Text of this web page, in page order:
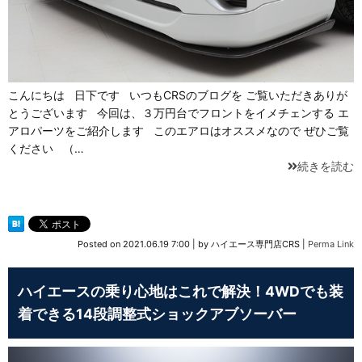
こんにちは 日下です いつもCRSのブログを ご覧いただきありが
とうございます 今回は、３万円台でフロントをイメチェンする エ
アロパーツをご紹介します このエアロはオススメなので ぜひご覧
ください （…
続きを読む
Posted on 2021.06.19 7:00 by ハイエース専門店CRS Perma Link
ハイエースの乗り心地はこれで解決！4WDでも装
着できる14段調整式ショックアブソーバー